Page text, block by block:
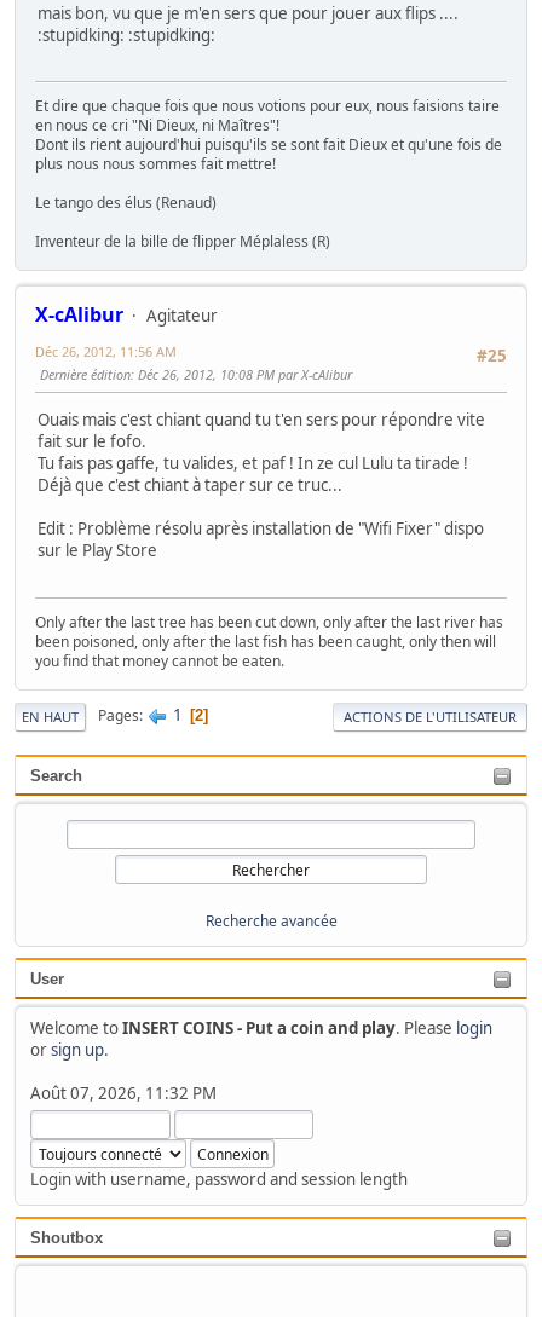
Search
Recherche avancée
User
Welcome toINSERT COINS - Put a coin and play. Please login
orsign up.
Août 07, 2026, 11:32 PM
Login with username, password and session length
Shoutbox
mais bon, vu que je m'en sers que pour jouer aux flips ....
:stupidking: :stupidking:
Et dire que chaque fois que nous votions pour eux, nous faisions taire
en nous ce cri "Ni Dieux, ni Maîtres"!
Dont ils rient aujourd'hui puisqu'ils se sont fait Dieux et qu'une fois de
plus nous nous sommes fait mettre!
Le tango des élus (Renaud)
Inventeur de la bille de flipper Méplaless (R)
X-cAlibur
Agitateur
#25
Déc 26, 2012, 11:56 AM
Dernière édition: Déc 26, 2012, 10:08 PM par X-cAlibur
Ouais mais c'est chiant quand tu t'en sers pour répondre vite
fait sur le fofo.
Tu fais pas gaffe, tu valides, et paf ! In ze cul Lulu ta tirade !
Déjà que c'est chiant à taper sur ce truc...
Edit : Problème résolu après installation de "Wifi Fixer" dispo
sur le Play Store
Only after the last tree has been cut down, only after the last river has
been poisoned, only after the last fish has been caught, only then will
you find that money cannot be eaten.
EN HAUT Pages 1 2 ACTIONS DE L'UTILISATEUR